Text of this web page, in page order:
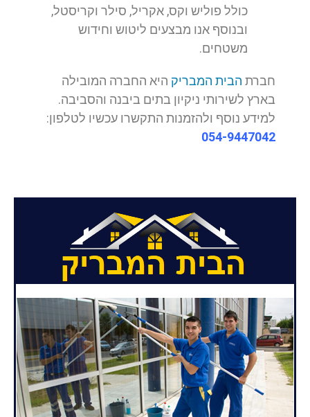
כולל פוליש וקס, אקריל, סילר וקריסטל,
ובנוסף אנו מבצעים ליטוש וחידוש
משטחים.
חברת הבית המבריק היא החברה המובילה
בארץ לשירותי ניקיון בתים ביבנה והסביבה.
למידע נוסף ולהזמנות התקשרו עכשיו לטלפון:
054-9447042